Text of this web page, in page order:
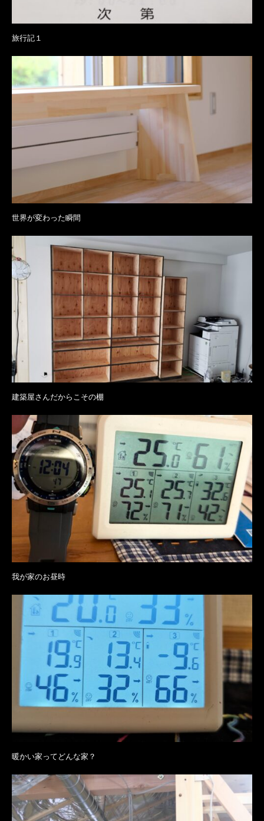
旅行記１
世界が変わった瞬間
建築屋さんだからこその棚
我が家のお昼時
暖かい家ってどんな家？